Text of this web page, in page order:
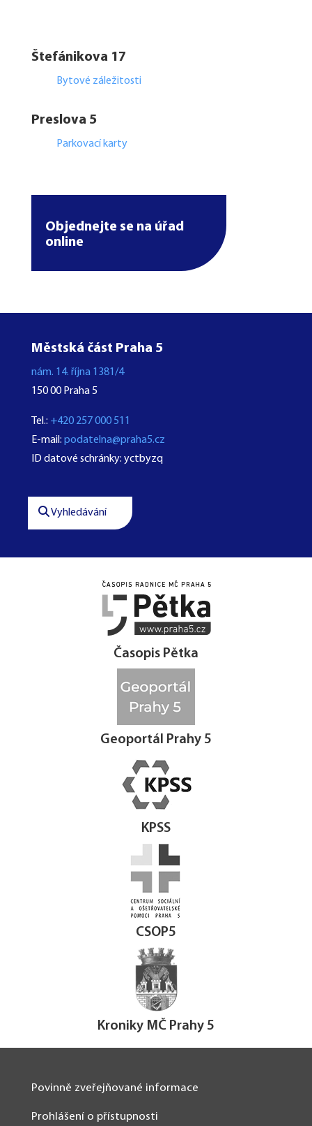
Štefánikova 17
Bytové záležitosti
Preslova 5
Parkovací karty
Objednejte se na úřad
online
Městská část Praha 5
nám. 14. října 1381/4
150 00 Praha 5
Tel.: +420 257 000 511
E-mail: podatelna@praha5.cz
ID datové schránky: yctbyzq
Vyhledávání
 
Časopis Pětka
Geoportál Prahy 5
KPSS
CSOP5
Kroniky MČ Prahy 5
Povinně zveřejňované informace
Prohlášení o přístupnosti